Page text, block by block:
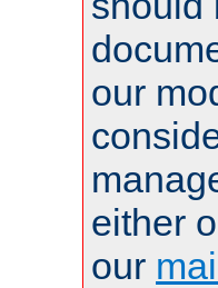
our
either
our